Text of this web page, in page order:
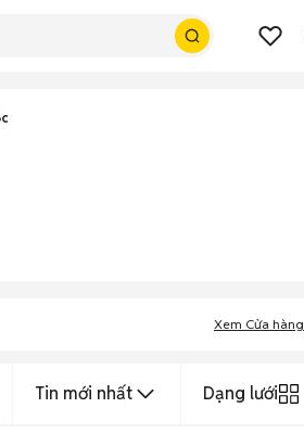
Xem Cửa hàng
Tin mới nhất Dạng lưới